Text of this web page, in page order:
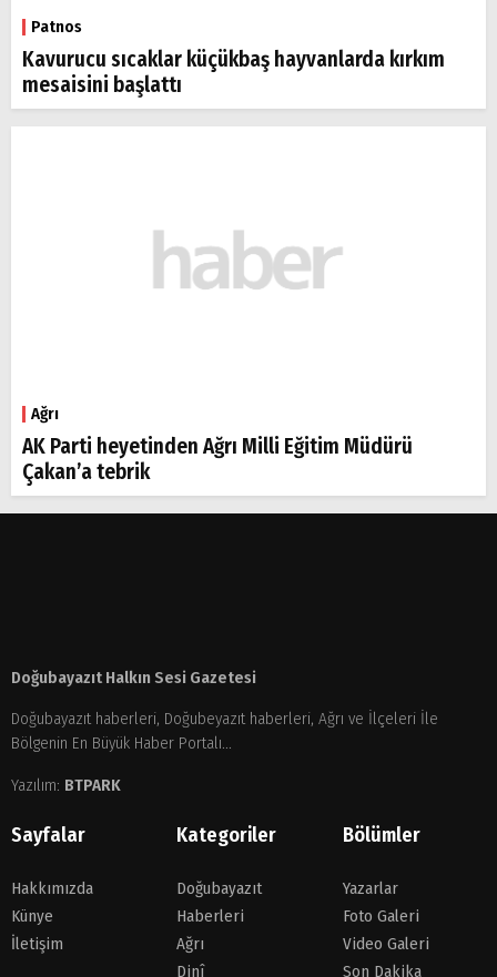
Patnos
Kavurucu sıcaklar küçükbaş hayvanlarda kırkım
mesaisini başlattı
Ağrı
AK Parti heyetinden Ağrı Milli Eğitim Müdürü
Çakan’a tebrik
Doğubayazıt Halkın Sesi Gazetesi
Doğubayazıt haberleri, Doğubeyazıt haberleri, Ağrı ve İlçeleri İle
Bölgenin En Büyük Haber Portalı...
Yazılım: BTPARK
Sayfalar
Hakkımızda
Künye
İletişim
Kategoriler
Doğubayazıt
Haberleri
Ağrı
Dinî
Bölümler
Yazarlar
Foto Galeri
Video Galeri
Son Dakika